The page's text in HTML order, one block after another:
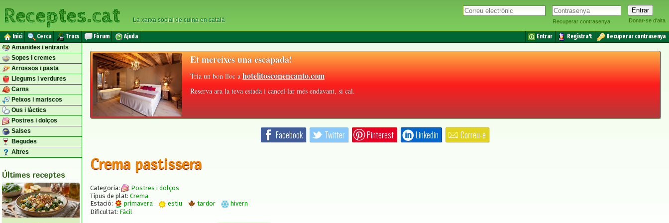
Recuperar contrasenya Donar-se d'alta
Receptes.cat La xarxa social de cuina en català
Inici Cerca Trucs Fòrum Ajuda Entrar Registra't
Recuperar contrasenya
Amanides i entrants
Sopes i cremes
Arrossos i pasta
Llegums i verdures
Carns
Peixos i mariscos
Ous i làctics
Postres i dolços
Salses
Begudes
Altres
Últimes receptes
Et mereixes una escapada!
Tria un bon lloc ahotelitosconencanto.com
Reserva ara la teva estada i cancel·lar més endavant, si cal.
Facebook Twitter Pinterest Linkedin Correu-e
Crema pastissera
Categoria:
Postres i dolços
Tipus de plat: Crema
Estació:
primavera estiu tardor
hivern
Dificultat: Fàcil